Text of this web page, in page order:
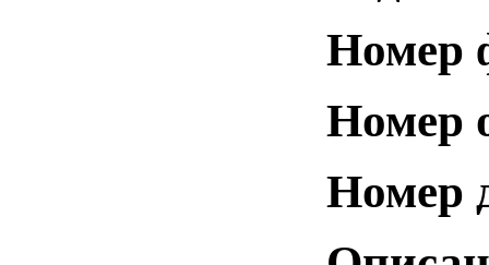
Номер
Номер
Номер